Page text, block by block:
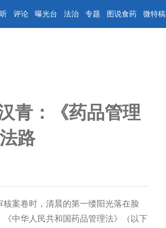
评论 曝光台 法治 专题 图说食药 微特稿
青：《药品管理
路
案卷时，清晨的第一缕阳光落在脸
中华人民共和国药品管理法》（以下